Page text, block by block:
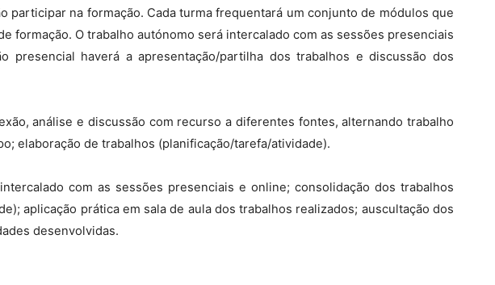
participar na formação. Cada turma frequentará um conjunto de módulos que
formação. O trabalho autónomo será intercalado com as sessões presenciais
presencial haverá a apresentação/partilha dos trabalhos e discussão dos
análise e discussão com recurso a diferentes fontes, alternando trabalho
elaboração de trabalhos (planificação/tarefa/atividade).
com as sessões presenciais e online; consolidação dos trabalhos
aplicação prática em sala de aula dos trabalhos realizados; auscultação dos
desenvolvidas.